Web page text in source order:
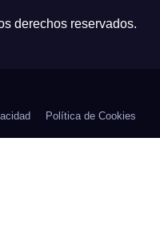
derechos reservados.
Política de Cookies